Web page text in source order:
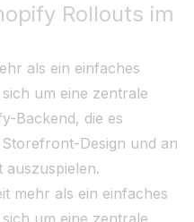
Rollouts im
als ein einfaches
um eine zentrale
Backend, die es
Design und an
mehr als ein einfaches
um eine zentrale